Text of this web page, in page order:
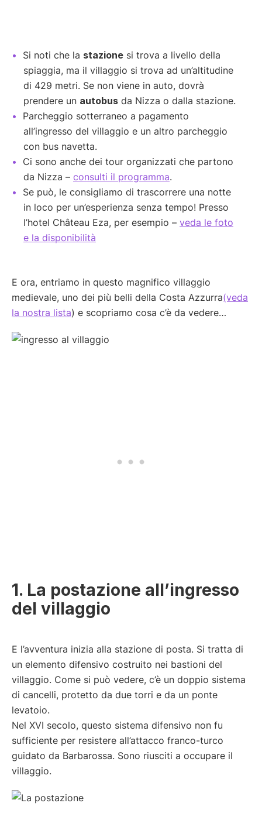
Si noti che la stazione si trova a livello della
spiaggia, ma il villaggio si trova ad un’altitudine
di 429 metri. Se non viene in auto, dovrà
prendere un autobus da Nizza o dalla stazione.
Parcheggio sotterraneo a pagamento
all’ingresso del villaggio e un altro parcheggio
con bus navetta.
Ci sono anche dei tour organizzati che partono
da Nizza – consulti il programma.
Se può, le consigliamo di trascorrere una notte
in loco per un’esperienza senza tempo! Presso
l’hotel Château Eza, per esempio – veda le foto
e la disponibilità
E ora, entriamo in questo magnifico villaggio
medievale, uno dei più belli della Costa Azzurra(veda
la nostra lista) e scopriamo cosa c’è da vedere…
1. La postazione all’ingresso
del villaggio
E l’avventura inizia alla stazione di posta. Si tratta di
un elemento difensivo costruito nei bastioni del
villaggio. Come si può vedere, c’è un doppio sistema
di cancelli, protetto da due torri e da un ponte
levatoio.
Nel XVI secolo, questo sistema difensivo non fu
sufficiente per resistere all’attacco franco-turco
guidato da Barbarossa. Sono riusciti a occupare il
villaggio.